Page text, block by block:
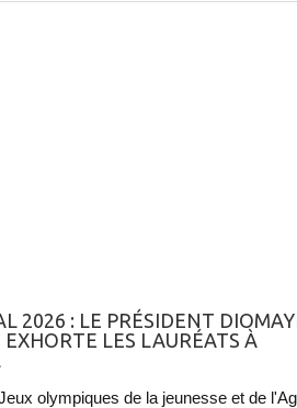
2026 : LE PRÉSIDENT
LES LAURÉATS À
olympiques de la jeunesse et de